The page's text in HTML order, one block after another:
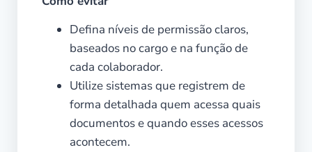
Defina níveis de permissão claros,
baseados no cargo e na função de
cada colaborador.
Utilize sistemas que registrem de
forma detalhada quem acessa quais
documentos e quando esses acessos
acontecem.